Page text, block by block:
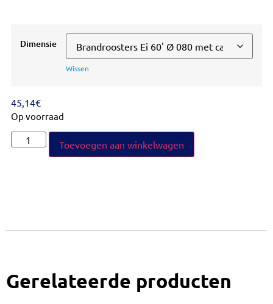
Dimensie
Wissen
45,14€
Op voorraad
Toevoegen aan winkelwagen
Gerelateerde producten